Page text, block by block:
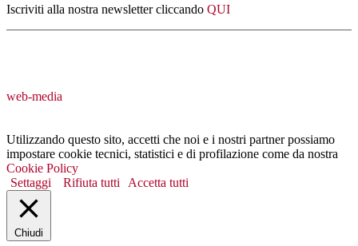
Iscriviti alla nostra newsletter cliccando QUI
web-media
Utilizzando questo sito, accetti che noi e i nostri partner possiamo
impostare cookie tecnici, statistici e di profilazione come da nostra
Cookie Policy
Settaggi
Rifiuta tutti Accetta tutti
Chiudi